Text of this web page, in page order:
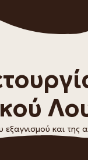
εξαγνισμού και της